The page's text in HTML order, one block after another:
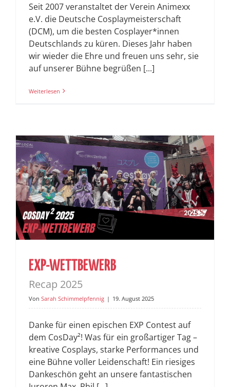
Seit 2007 veranstaltet der Verein Animexx
e.V. die Deutsche Cosplaymeisterschaft
(DCM), um die besten Cosplayer*innen
Deutschlands zu küren. Dieses Jahr haben
wir wieder die Ehre und freuen uns sehr, sie
auf unserer Bühne begrüßen [...]
Weiterlesen
EXP-WETTBEWERB
Recap 2025
Von Sarah Schimmelpfennig | 19. August 2025
Danke für einen epischen EXP Contest auf
dem CosDay²! Was für ein großartiger Tag –
kreative Cosplays, starke Performances und
eine Bühne voller Leidenschaft! Ein riesiges
Dankeschön geht an unsere fantastischen